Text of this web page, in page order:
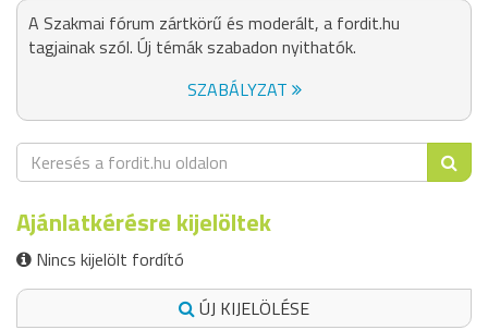
A Szakmai fórum zártkörű és moderált, a fordit.hu
tagjainak szól. Új témák szabadon nyithatók.
SZABÁLYZAT
Ajánlatkérésre kijelöltek
Nincs kijelölt fordító
ÚJ KIJELÖLÉSE